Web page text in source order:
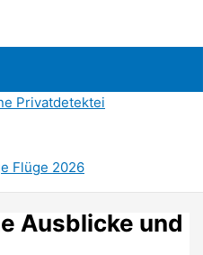
Privatdetektei
Flüge 2026
Ausblicke und